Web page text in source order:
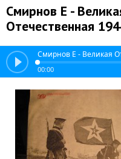
Смирнов Е -
Отечественная
Смирнов Е - Великая
00:00